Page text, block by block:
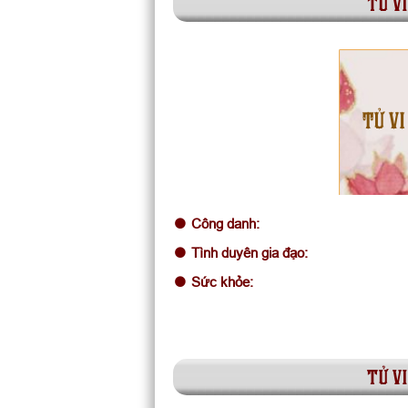
TỬ
Công danh:
Tình duyên gia đạo:
Sức khỏe:
tử vi